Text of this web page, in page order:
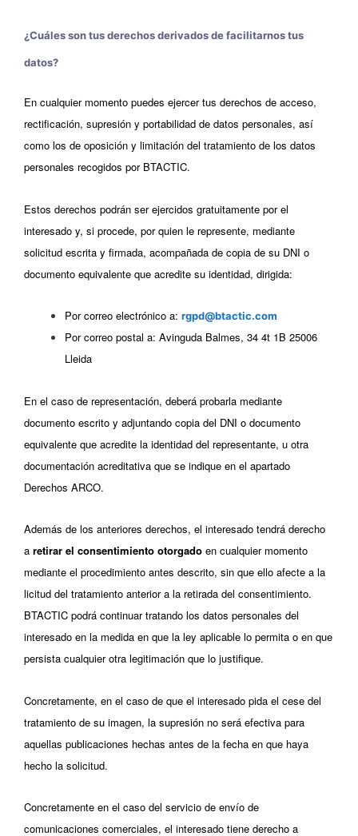
¿Cuáles son tus derechos derivados de facilitarnos tus
datos?
En cualquier momento puedes ejercer tus derechos de acceso,
rectificación, supresión y portabilidad de datos personales, así
como los de oposición y limitación del tratamiento de los datos
personales recogidos por BTACTIC.
Estos derechos podrán ser ejercidos gratuitamente por el
interesado y, si procede, por quien le represente, mediante
solicitud escrita y firmada, acompañada de copia de su DNI o
documento equivalente que acredite su identidad, dirigida:
Por correo electrónico a: rgpd@btactic.com
Por correo postal a: Avinguda Balmes, 34 4t 1B 25006
Lleida
En el caso de representación, deberá probarla mediante
documento escrito y adjuntando copia del DNI o documento
equivalente que acredite la identidad del representante, u otra
documentación acreditativa que se indique en el apartado
Derechos ARCO.
Además de los anteriores derechos, el interesado tendrá derecho
a retirar el consentimiento otorgado en cualquier momento
mediante el procedimiento antes descrito, sin que ello afecte a la
licitud del tratamiento anterior a la retirada del consentimiento.
BTACTIC podrá continuar tratando los datos personales del
interesado en la medida en que la ley aplicable lo permita o en que
persista cualquier otra legitimación que lo justifique.
Concretamente, en el caso de que el interesado pida el cese del
tratamiento de su imagen, la supresión no será efectiva para
aquellas publicaciones hechas antes de la fecha en que haya
hecho la solicitud.
Concretamente en el caso del servicio de envío de
comunicaciones comerciales, el interesado tiene derecho a